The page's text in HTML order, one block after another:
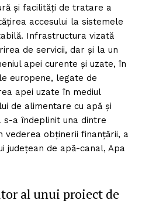
și facilități de tratare a
accesului la sistemele
Infrastructura vizată
de servicii, dar și la un
apei curente și uzate, în
europene, legate de
apei uzate în mediul
de alimentare cu apă și
s-a îndeplinit una dintre
vederea obținerii finanțării, a
județean de apă-canal, Apa
al unui proiect de